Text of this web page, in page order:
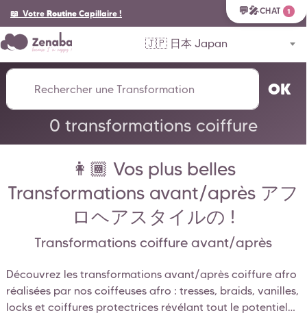
📖 Votre Routine Capillaire !
🇯🇵 日本 Japan
OK
0 transformations coiffure
👩🏾 Vos plus belles
Transformations avant/après アフ
ロヘアスタイルの !
Transformations coiffure avant/après
Découvrez les transformations avant/après coiffure afro
réalisées par nos coiffeuses afro : tresses, braids, vanilles,
locks et coiffures protectrices révélant tout le potentiel
💬🎤CHAT 1